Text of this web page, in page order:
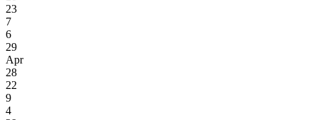
23
7
6
29
Apr
28
22
9
4